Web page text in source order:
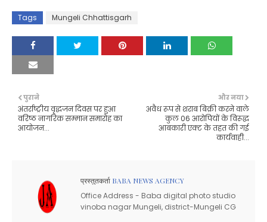
Tags Mungeli Chhattisgarh
और नया
अवैध रूप से शराब बिक्री करने वाले
कुल 06 आरोपियों के विरूद्ध
आबकारी एक्ट के तहत की गई
कार्यवाही...
पुराने
अंतर्राष्ट्रीय वृद्धजन दिवस पर हुआ
वरिष्ठ नागरिक सम्मान समारोह का
आयोजन...
प्रस्तुतकर्ता BABA NEWS AGENCY
Office Address - Baba digital photo studio
vinoba nagar Mungeli, district-Mungeli CG